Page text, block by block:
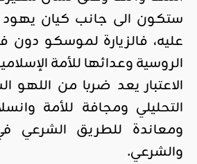
ستكون الى جانب كيان يهود
عليه، فالزيارة لموسكو دون
الروسية وعدائها للأمة
الاعتبار يعد ضربا من اللهو
التحليلي ومجافة للأمة
ومعاندة للطريق الشرعي
والشرعي.